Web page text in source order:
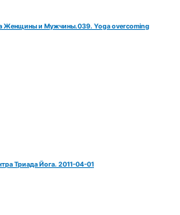
Женщины и Мужчины.039. Yoga overcoming
Триада Йога. 2011-04-01